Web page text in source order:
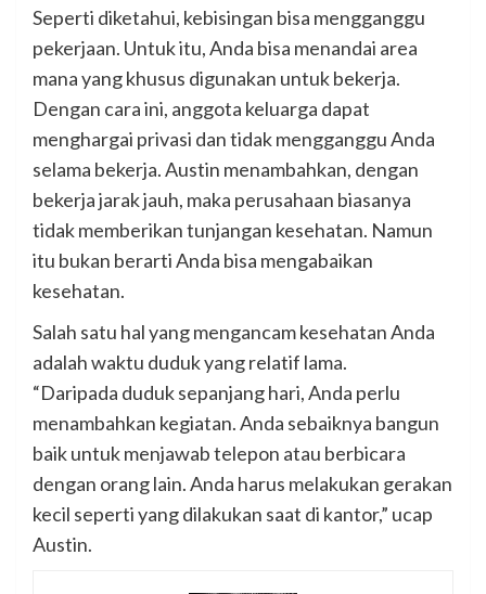
Seperti diketahui, kebisingan bisa mengganggu
pekerjaan. Untuk itu, Anda bisa menandai area
mana yang khusus digunakan untuk bekerja.
Dengan cara ini, anggota keluarga dapat
menghargai privasi dan tidak mengganggu Anda
selama bekerja. Austin menambahkan, dengan
bekerja jarak jauh, maka perusahaan biasanya
tidak memberikan tunjangan kesehatan. Namun
itu bukan berarti Anda bisa mengabaikan
kesehatan.
Salah satu hal yang mengancam kesehatan Anda
adalah waktu duduk yang relatif lama.
“Daripada duduk sepanjang hari, Anda perlu
menambahkan kegiatan. Anda sebaiknya bangun
baik untuk menjawab telepon atau berbicara
dengan orang lain. Anda harus melakukan gerakan
kecil seperti yang dilakukan saat di kantor,” ucap
Austin.